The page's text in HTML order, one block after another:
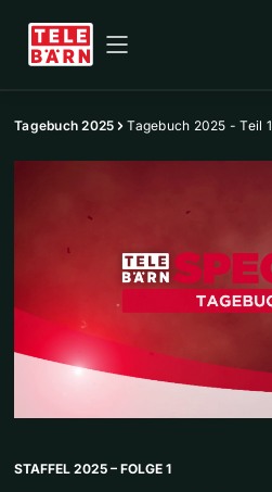
Tagebuch 2025 Tagebuch 2025 - Teil 1
STAFFEL 2025 – FOLGE 1